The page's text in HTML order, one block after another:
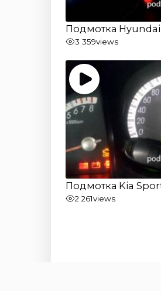
Подмотка Hyundai
3 359views
Подмотка Kia
2 261views